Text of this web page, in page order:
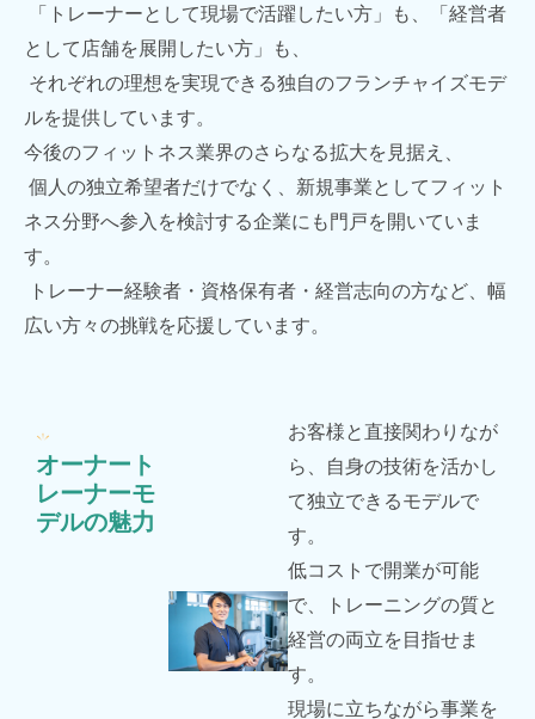
「トレーナーとして現場で活躍したい方」も、「経営者
として店舗を展開したい方」も、
それぞれの理想を実現できる独自のフランチャイズモデ
ルを提供しています。
今後のフィットネス業界のさらなる拡大を見据え、
個人の独立希望者だけでなく、新規事業としてフィット
ネス分野へ参入を検討する企業にも門戸を開いていま
す。
トレーナー経験者・資格保有者・経営志向の方など、幅
広い方々の挑戦を応援しています。
オーナート
レーナーモ
デルの魅力
お客様と直接関わりなが
ら、自身の技術を活かし
て独立できるモデルで
す。
低コストで開業が可能
で、トレーニングの質と
経営の両立を目指せま
す。
現場に立ちながら事業を